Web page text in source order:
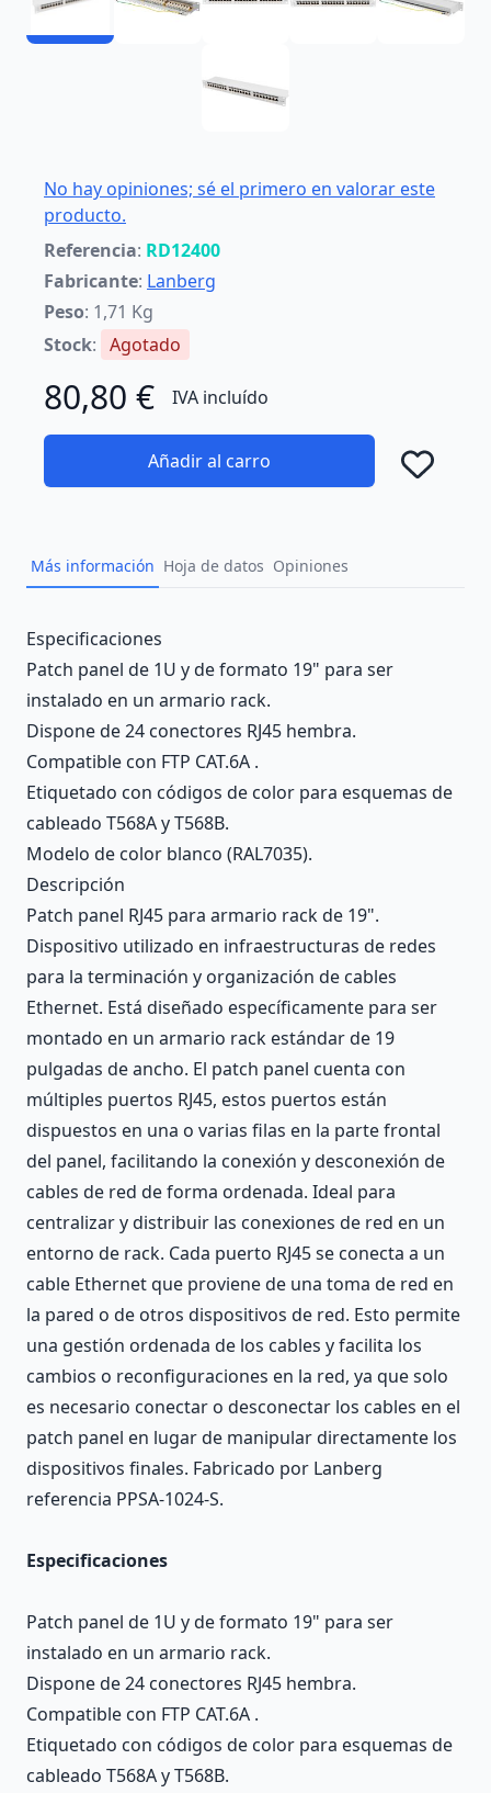
No hay opiniones; sé el primero en valorar este
producto.
Referencia: RD12400
Fabricante: Lanberg
Peso: 1,71 Kg
Stock: Agotado
80,80 € IVA incluído
Añadir al carro
Más información Hoja de datos Opiniones
Description
Especificaciones
Patch panel de 1U y de formato 19" para ser
instalado en un armario rack.
Dispone de 24 conectores RJ45 hembra.
Compatible con FTP CAT.6A .
Etiquetado con códigos de color para esquemas de
cableado T568A y T568B.
Modelo de color blanco (RAL7035).
Descripción
Patch panel RJ45 para armario rack de 19".
Dispositivo utilizado en infraestructuras de redes
para la terminación y organización de cables
Ethernet. Está diseñado específicamente para ser
montado en un armario rack estándar de 19
pulgadas de ancho. El patch panel cuenta con
múltiples puertos RJ45, estos puertos están
dispuestos en una o varias filas en la parte frontal
del panel, facilitando la conexión y desconexión de
cables de red de forma ordenada. Ideal para
centralizar y distribuir las conexiones de red en un
entorno de rack. Cada puerto RJ45 se conecta a un
cable Ethernet que proviene de una toma de red en
la pared o de otros dispositivos de red. Esto permite
una gestión ordenada de los cables y facilita los
cambios o reconfiguraciones en la red, ya que solo
es necesario conectar o desconectar los cables en el
patch panel en lugar de manipular directamente los
dispositivos finales. Fabricado por Lanberg
referencia PPSA-1024-S.
Especificaciones
Patch panel de 1U y de formato 19" para ser
instalado en un armario rack.
Dispone de 24 conectores RJ45 hembra.
Compatible con FTP CAT.6A .
Etiquetado con códigos de color para esquemas de
cableado T568A y T568B.